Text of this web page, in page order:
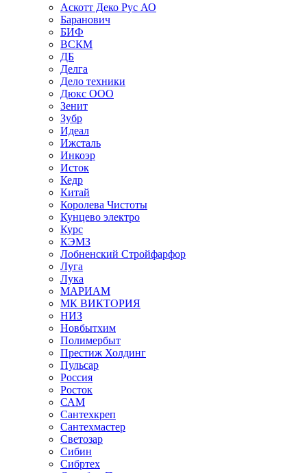
Аскотт Деко Рус АО
Баранович
БИФ
ВСКМ
ДБ
Делга
Дело техники
Дюкс ООО
Зенит
Зубр
Идеал
Ижсталь
Инкоэр
Исток
Кедр
Китай
Королева Чистоты
Кунцево электро
Курс
КЭМЗ
Лобненский Стройфарфор
Луга
Лука
МАРИАМ
МК ВИКТОРИЯ
НИЗ
Новбытхим
Полимербыт
Престиж Холдинг
Пульсар
Россия
Росток
САМ
Сантехкреп
Сантехмастер
Светозар
Сибин
Сибртех